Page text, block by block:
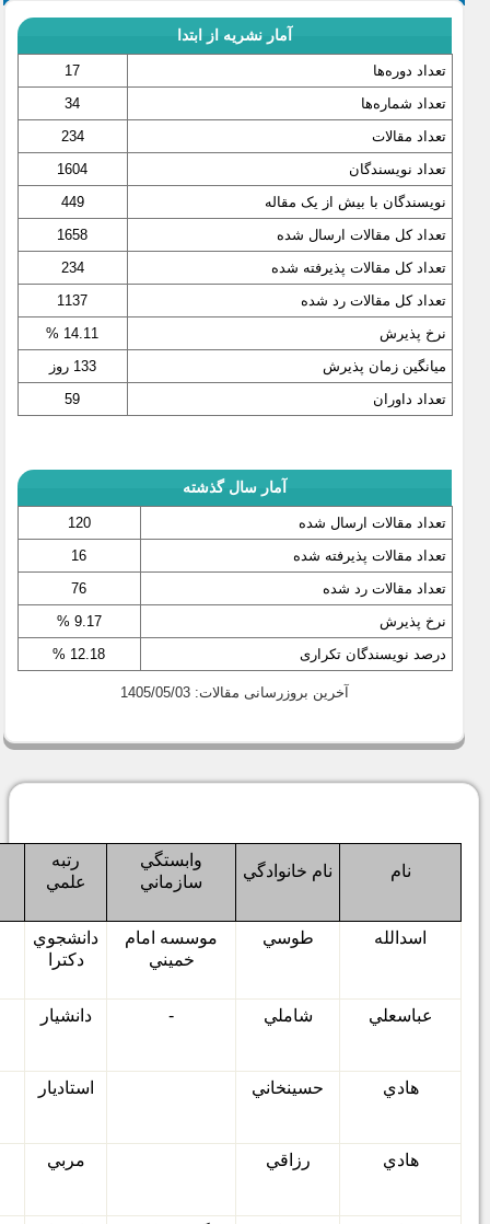
آمار نشریه از ابتدا
تعداد دوره‌ها
17
تعداد شماره‌ها
34
تعداد مقالات
234
تعداد نویسندگان
1604
نویسندگان با بیش از یک مقاله
449
تعداد کل مقالات ارسال شده
1658
تعداد کل مقالات پذیرفته شده
234
تعداد کل مقالات رد شده
1137
نرخ پذیرش
14.11 %
میانگین زمان پذیرش
133 روز
تعداد داوران
59
آمار سال گذشته
تعداد مقالات ارسال شده
120
تعداد مقالات پذیرفته شده
16
تعداد مقالات رد شده
76
نرخ پذیرش
9.17 %
درصد نویسندگان تکراری
12.18 %
آخرین بروزرسانی مقالات: 1405/05/03
نام نام خانوادگي
وابستگي
سازماني
رتبه
علمي
اسدالله طوسي
موسسه امام
خميني
دانشجوي
دكترا
عباسعلي شاملي - دانشيار
هادي حسينخاني استاديار
هادي رزاقي مربي